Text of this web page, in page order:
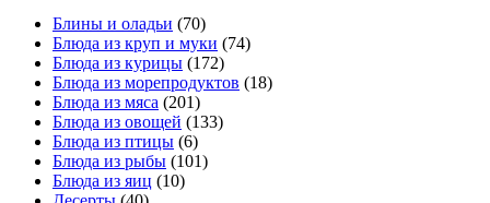
Блины и оладьи (70)
Блюда из круп и муки (74)
Блюда из курицы (172)
Блюда из морепродуктов (18)
Блюда из мяса (201)
Блюда из овощей (133)
Блюда из птицы (6)
Блюда из рыбы (101)
Блюда из яиц (10)